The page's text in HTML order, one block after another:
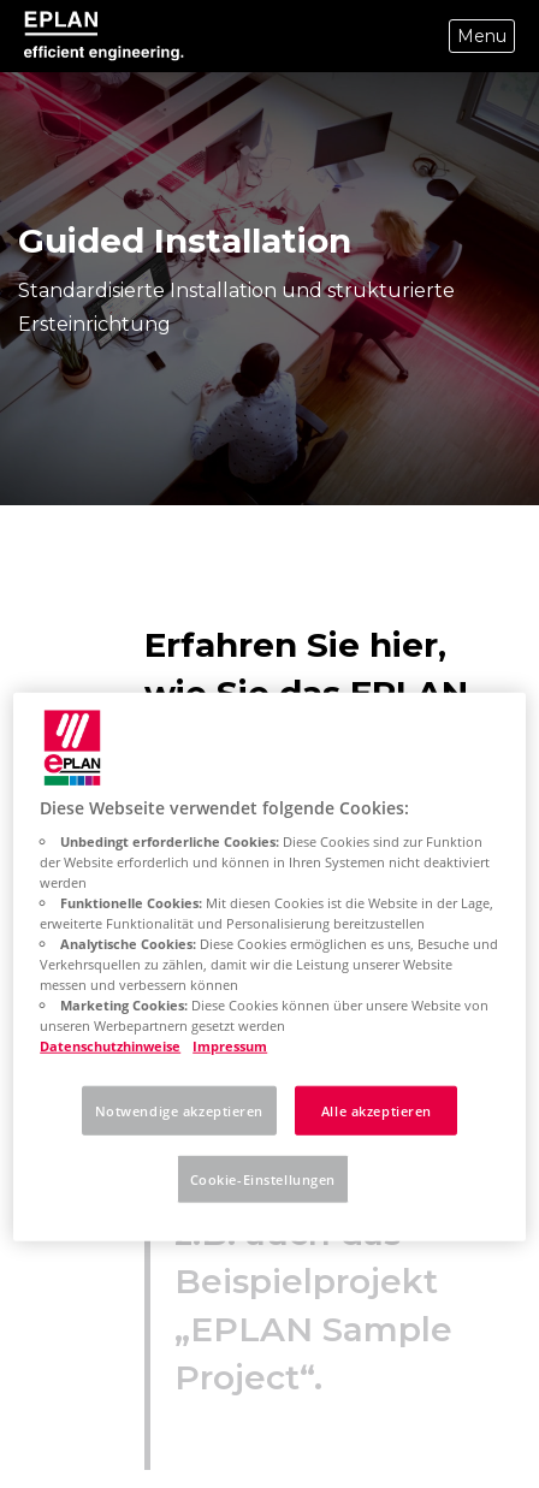
epulse.com home
Menu
Guided Installation
Standardisierte Installation und strukturierte
Ersteinrichtung
Erfahren Sie hier,
wie Sie das EPLAN
Project“) öffnen
Eplan stellt Ihnen
vollumfängliche
Beispieldaten zur
Verfügung.
Dieses umfasst
z.B. auch das
Beispielprojekt
„EPLAN Sample
Project“.
Diese Webseite verwendet folgende Cookies:
Unbedingt erforderliche Cookies:Diese Cookies sind zur Funktion
der Website erforderlich und können in Ihren Systemen nicht deaktiviert
werden
Funktionelle Cookies:Mit diesen Cookies ist die Website in der Lage,
erweiterte Funktionalität und Personalisierung bereitzustellen
Analytische Cookies:Diese Cookies ermöglichen es uns, Besuche und
Verkehrsquellen zu zählen, damit wir die Leistung unserer Website
messen und verbessern können
Marketing Cookies:Diese Cookies können über unsere Website von
unseren Werbepartnern gesetzt werden
Datenschutzhinweise
Impressum
Notwendige akzeptieren Alle akzeptieren
Cookie-Einstellungen